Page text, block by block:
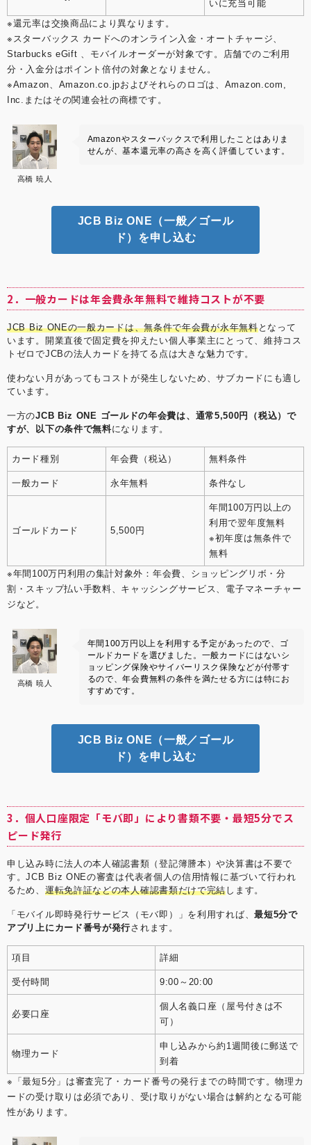
いに充当可能
※還元率は交換商品により異なります。
※スターバックス カードへのオンライン入金・オートチャージ、
Starbucks eGift 、モバイルオーダーが対象です。店舗でのご利用
分・入金分はポイント倍付の対象となりません。
※Amazon、Amazon.co.jpおよびそれらのロゴは、Amazon.com,
Inc.またはその関連会社の商標です。
高橋 暁人
Amazonやスターバックスで利用したことはありま
せんが、基本還元率の高さを高く評価しています。
JCB Biz ONE（一般／ゴール
ド）を申し込む
2．一般カードは年会費永年無料で維持コストが不要
JCB Biz ONEの一般カードは、無条件で年会費が永年無料となって
います。開業直後で固定費を抑えたい個人事業主にとって、維持コス
トゼロでJCBの法人カードを持てる点は大きな魅力です。
使わない月があってもコストが発生しないため、サブカードにも適し
ています。
一方のJCB Biz ONE ゴールドの年会費は、通常5,500円（税込）で
すが、以下の条件で無料になります。
カード種別 年会費（税込） 無料条件
一般カード 永年無料 条件なし
ゴールドカード 5,500円
年間100万円以上の
利用で翌年度無料
※初年度は無条件で
無料
※年間100万円利用の集計対象外：年会費、ショッピングリボ・分
割・スキップ払い手数料、キャッシングサービス、電子マネーチャー
ジなど。
高橋 暁人
年間100万円以上を利用する予定があったので、ゴ
ールドカードを選びました。一般カードにはないシ
ョッピング保険やサイバーリスク保険などが付帯す
るので、年会費無料の条件を満たせる方には特にお
すすめです。
JCB Biz ONE（一般／ゴール
ド）を申し込む
3．個人口座限定「モバ即」により書類不要・最短5分でス
ピード発行
申し込み時に法人の本人確認書類（登記簿謄本）や決算書は不要で
す。JCB Biz ONEの審査は代表者個人の信用情報に基づいて行われ
るため、 運転免許証などの本人確認書類だけで完結します。
「モバイル即時発行サービス（モバ即）」を利用すれば、最短5分で
アプリ上にカード番号が発行されます。
項目 詳細
受付時間 9:00～20:00
必要口座
個人名義口座（屋号付きは不
可）
物理カード
申し込みから約1週間後に郵送で
到着
※「最短5分」は審査完了・カード番号の発行までの時間です。物理カ
ードの受け取りは必須であり、受け取りがない場合は解約となる可能
性があります。